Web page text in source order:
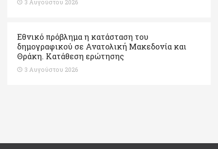
3 Αυγούστου 2026
Εθνικό πρόβλημα η κατάσταση του
δημογραφικού σε Ανατολική Μακεδονία και
Θράκη. Κατάθεση ερώτησης
3 Αυγούστου 2026